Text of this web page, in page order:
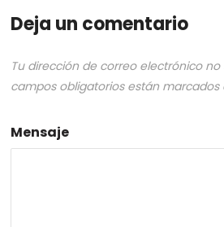
Deja un comentario
Tu dirección de correo electrónico
campos obligatorios están marcados
Mensaje